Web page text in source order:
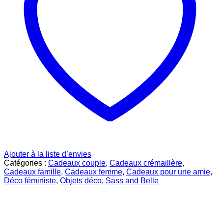
Ajouter à la liste d’envies
Catégories : Cadeaux couple, Cadeaux crémaillère,
Cadeaux famille, Cadeaux femme, Cadeaux pour une amie,
Déco féministe, Objets déco, Sass and Belle